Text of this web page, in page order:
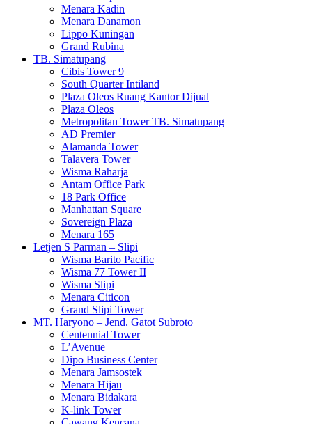
Menara Kadin
Menara Danamon
Lippo Kuningan
Grand Rubina
TB. Simatupang
Cibis Tower 9
South Quarter Intiland
Plaza Oleos Ruang Kantor Dijual
Plaza Oleos
Metropolitan Tower TB. Simatupang
AD Premier
Alamanda Tower
Talavera Tower
Wisma Raharja
Antam Office Park
18 Park Office
Manhattan Square
Sovereign Plaza
Menara 165
Letjen S Parman – Slipi
Wisma Barito Pacific
Wisma 77 Tower II
Wisma Slipi
Menara Citicon
Grand Slipi Tower
MT. Haryono – Jend. Gatot Subroto
Centennial Tower
L’Avenue
Dipo Business Center
Menara Jamsostek
Menara Hijau
Menara Bidakara
K-link Tower